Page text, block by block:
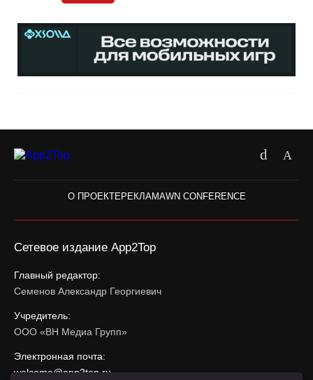
О ПРОЕКТЕРЕКЛАМАWN CONFERENCE
Сетевое издание App2Top
Главный редактор:
Семенов Александр Георгиевич
Учредитель:
ООО «ВН Медиа Групп»
Электронная почта:
welcome@app2top.ru